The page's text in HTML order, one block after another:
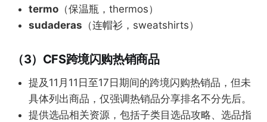
termo （保温瓶，thermos）
sudaderas （连帽衫，sweatshirts）
（3）CFS跨境闪购热销商品
提及11月11日至17日期间的跨境闪购热销品，但未
具体列出商品，仅强调热销品分享排名不分先后。
提供选品相关资源，包括子类目选品攻略、选品指